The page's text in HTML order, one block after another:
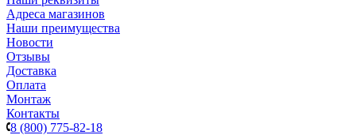
Адреса магазинов
Наши преимущества
Новости
Отзывы
Доставка
Оплата
Монтаж
Контакты
8 (800) 775-82-18